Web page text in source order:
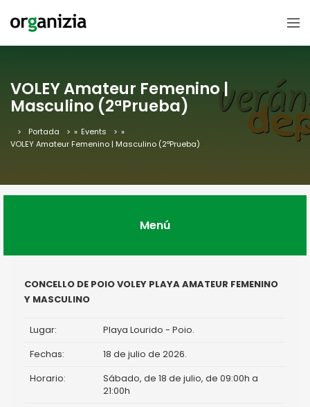
VOLEY Amateur Femenino |
Masculino (2ªPrueba)
Portada » Events
»
VOLEY Amateur Femenino | Masculino (2ªPrueba)
Menú
CONCELLO DE POIO VOLEY PLAYA AMATEUR FEMENINO
Y MASCULINO
Lugar:
Playa Lourido - Poio.
Fechas:
18 de julio de 2026.
Horario:
Sábado, de 18 de julio, de 09:00h a
21:00h